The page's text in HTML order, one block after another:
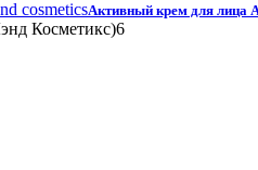
Активный крем для лица
Косметикс)6